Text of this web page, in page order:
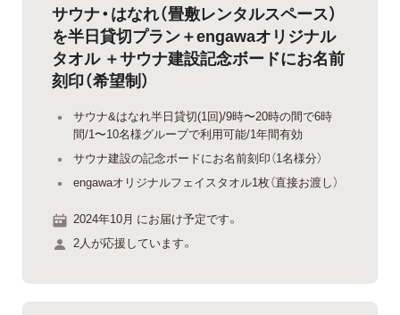
サウナ・はなれ（畳敷レンタルスペース）
を半日貸切プラン＋engawaオリジナル
タオル ＋サウナ建設記念ボードにお名前
刻印（希望制）
サウナ&はなれ半日貸切(1回)/9時〜20時の間で6時
間/1〜10名様グループで利用可能/1年間有効
サウナ建設の記念ボードにお名前刻印（1名様分）
engawaオリジナルフェイスタオル1枚（直接お渡し）
2024年10月 にお届け予定です。
2人が応援しています。